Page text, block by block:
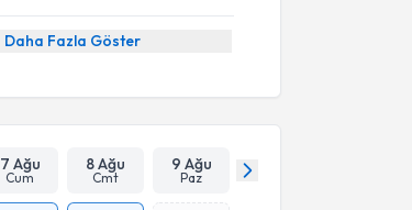
Daha Fazla Göster
7 Ağu
Cum
8 Ağu
Cmt
9 Ağu
Paz